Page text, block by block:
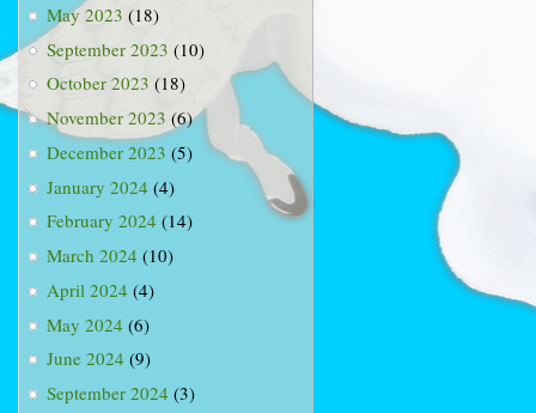
May 2023 (18)
September 2023 (10)
October 2023 (18)
November 2023 (6)
December 2023 (5)
January 2024 (4)
February 2024 (14)
March 2024 (10)
April 2024 (4)
May 2024 (6)
June 2024 (9)
September 2024 (3)